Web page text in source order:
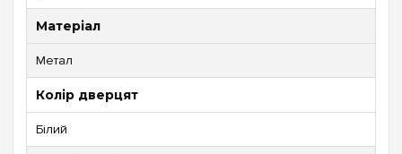
Матеріал
Метал
Колір дверцят
Білий